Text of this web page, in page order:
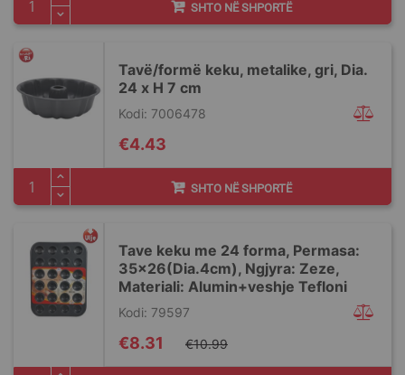
SHTO NË SHPORTË
Tavë/formë keku, metalike, gri, Dia.
24 x H 7 cm
Kodi: 7006478
€4.43
SHTO NË SHPORTË
Tave keku me 24 forma, Permasa:
35x26(Dia.4cm), Ngjyra: Zeze,
Materiali: Alumin+veshje Tefloni
Kodi: 79597
Special
Price
€8.31 €10.99